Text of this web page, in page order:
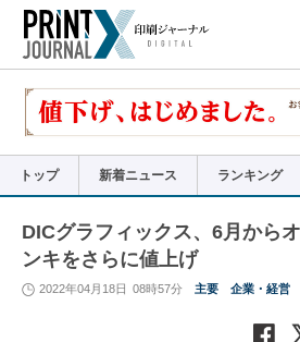
で
リ
トップ 新着ニュース ランキング
DICグラフィックス、6月から
ンキをさらに値上げ
2022年04月18日 08時57分 主要 企業・経営